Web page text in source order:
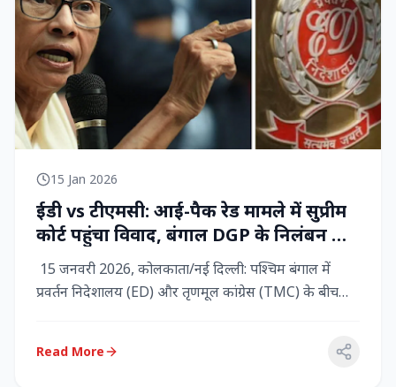
15 Jan 2026
ईडी vs टीएमसी: आई-पैक रेड मामले में सुप्रीम
कोर्ट पहुंचा विवाद, बंगाल DGP के निलंबन की
मांग, कलकत्ता हाईकोर्ट में CBI छापेमारी
15 जनवरी 2026, कोलकाता/नई दिल्ली: पश्चिम बंगाल में
प्रवर्तन निदेशालय (ED) और तृणमूल कांग्रेस (TMC) के बीच
Read More